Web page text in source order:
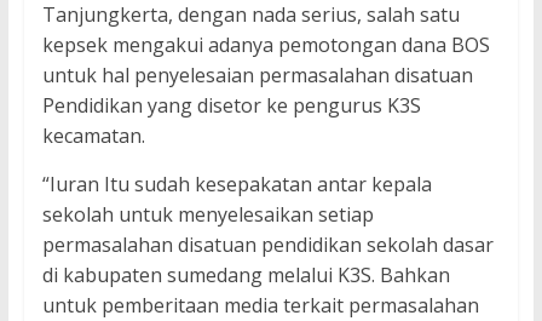
Tanjungkerta, dengan nada serius, salah satu
kepsek mengakui adanya pemotongan dana BOS
untuk hal penyelesaian permasalahan disatuan
Pendidikan yang disetor ke pengurus K3S
kecamatan.
“Iuran Itu sudah kesepakatan antar kepala
sekolah untuk menyelesaikan setiap
permasalahan disatuan pendidikan sekolah dasar
di kabupaten sumedang melalui K3S. Bahkan
untuk pemberitaan media terkait permasalahan